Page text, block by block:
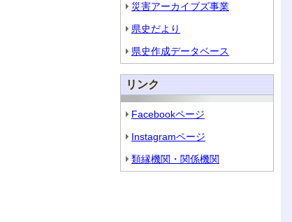
災害アーカイブズ事業
県史だより
県史作成データベース
リンク
Facebookページ
Instagramページ
類縁機関・関係機関